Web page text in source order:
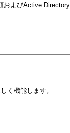
よびActive
く機能します。